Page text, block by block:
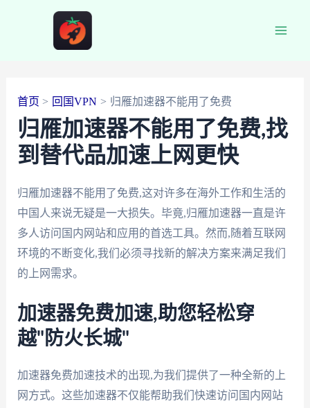
首页 回国VPN 归雁加速器不能用了免费
归雁加速器不能用了免费,找
到替代品加速上网更快
归雁加速器不能用了免费,这对许多在海外工作和生活的
中国人来说无疑是一大损失。毕竟,归雁加速器一直是许
多人访问国内网站和应用的首选工具。然而,随着互联网
环境的不断变化,我们必须寻找新的解决方案来满足我们
的上网需求。
加速器免费加速,助您轻松穿
越"防火长城"
加速器免费加速技术的出现,为我们提供了一种全新的上
网方式。这些加速器不仅能帮助我们快速访问国内网站